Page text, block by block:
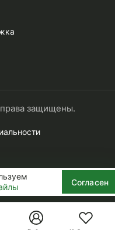
защищены.
Согласен